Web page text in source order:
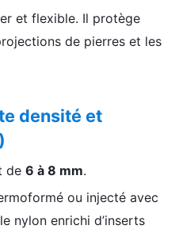
et flexible. Il protège
de pierres et les
densité et
de 6 à 8 mm.
ou injecté avec
nylon enrichi d’inserts